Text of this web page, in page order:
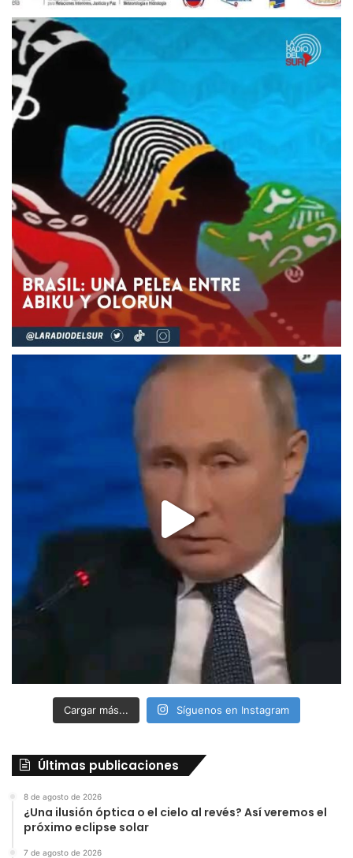
Cargar más... Síguenos en Instagram
Últimas publicaciones
8 de agosto de 2026
¿Una ilusión óptica o el cielo al revés? Así veremos el
próximo eclipse solar
7 de agosto de 2026